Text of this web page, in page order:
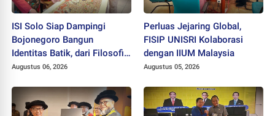
ISI Solo Siap Dampingi
Bojonegoro Bangun
Identitas Batik, dari Filosofi
hingga HAKI
Augustus 06, 2026
Perluas Jejaring Global,
FISIP UNISRI Kolaborasi
dengan IIUM Malaysia
Augustus 05, 2026